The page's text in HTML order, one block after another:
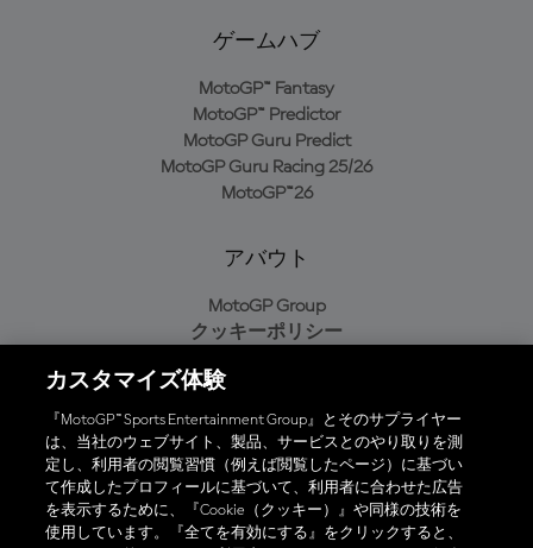
ゲームハブ
MotoGP™ Fantasy
MotoGP™ Predictor
MotoGP Guru Predict
MotoGP Guru Racing 25/26
MotoGP™26
アバウト
MotoGP Group
クッキーポリシー
プライバシーポリシー
購入ポリシー
オフィシャルアプリ
カスタマイズ体験
『MotoGP™ Sports Entertainment Group』とそのサプライヤー
は、当社のウェブサイト、製品、サービスとのやり取りを測
定し、利用者の閲覧習慣（例えば閲覧したページ）に基づい
て作成したプロフィールに基づいて、利用者に合わせた広告
を表示するために、『Cookie（クッキー）』や同様の技術を
使用しています。『全てを有効にする』をクリックすると、